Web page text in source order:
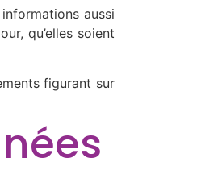
aussi
qu’elles soient
figurant sur